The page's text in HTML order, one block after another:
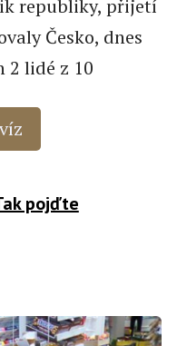
republiky, přijetí
Česko, dnes
2 lidé z 10
pojďte